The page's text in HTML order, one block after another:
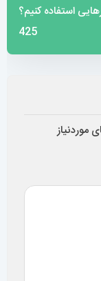
استفاده کنیم؟
425